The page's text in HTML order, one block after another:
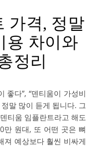
가격, 정말
용 차이와
정리
좋다”, “덴티움이 가성비
말 많이 듣게 됩니다. 그
티움 임플란트라고 해도
만 원대, 또 어떤 곳은 뼈
져 예상보다 훨씬 비싸게